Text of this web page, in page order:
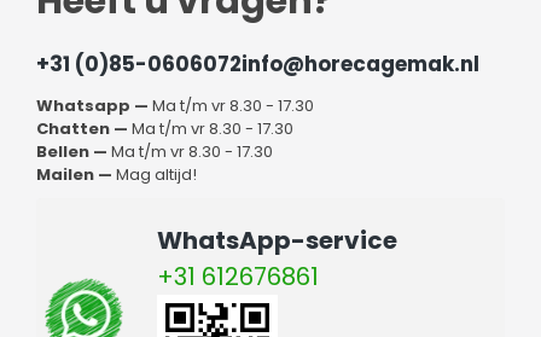
+31 (0)85-0606072info@horecagemak.nl
Whatsapp — Ma t/m vr 8.30 - 17.30
Chatten — Ma t/m vr 8.30 - 17.30
Bellen — Ma t/m vr 8.30 - 17.30
Mailen — Mag altijd!
WhatsApp-service
+31 612676861